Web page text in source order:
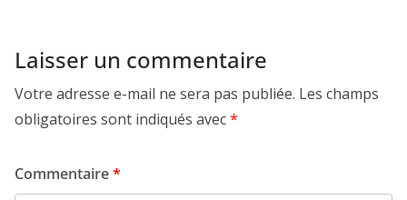
Laisser un commentaire
Votre adresse e-mail ne sera pas publiée. Les champs
obligatoires sont indiqués avec*
Commentaire*